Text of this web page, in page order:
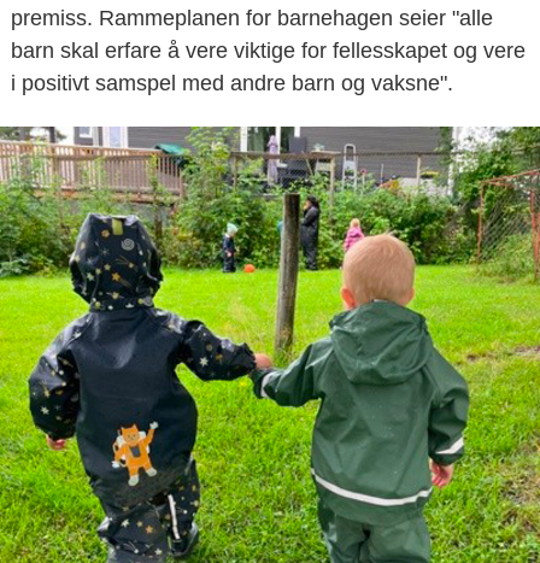
premiss. Rammeplanen for barnehagen seier "alle
barn skal erfare å vere viktige for fellesskapet og vere
i positivt samspel med andre barn og vaksne".